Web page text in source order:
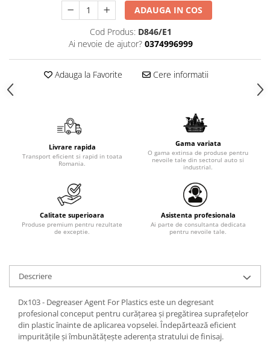
ADAUGA IN COS
Cod Produs: D846/E1
Ai nevoie de ajutor? 0374996999
Adauga la Favorite Cere informatii
Livrare rapida
Transport eficient si rapid in toata
Romania.
Gama variata
O gama extinsa de produse pentru
nevoile tale din sectorul auto si
industrial.
Calitate superioara
Produse premium pentru rezultate
de exceptie.
Asistenta profesionala
Ai parte de consultanta dedicata
pentru nevoile tale.
Descriere
Dx103 - Degreaser Agent For Plastics este un degresant
profesional conceput pentru curățarea și pregătirea suprafețelor
din plastic înainte de aplicarea vopselei. Îndepărtează eficient
impuritățile și îmbunătățește aderența stratului de finisaj.